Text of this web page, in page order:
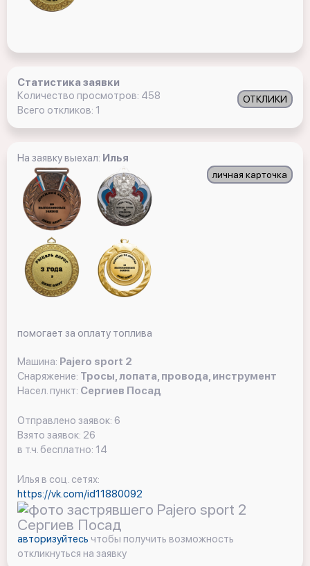
Статистика заявки
ОТКЛИКИ
Количество просмотров: 458
Всего откликов: 1
На заявку выехал: Илья
личная карточка
помогает за оплату топлива
Машина: Pajero sport 2
Снаряжение: Тросы, лопата, провода, инструмент
Насел. пункт: Сергиев Посад
Отправлено заявок: 6
Взято заявок: 26
в т.ч. бесплатно: 14
Илья в соц. сетях:
https://vk.com/id11880092
авторизуйтесь чтобы получить возможность
откликнуться на заявку